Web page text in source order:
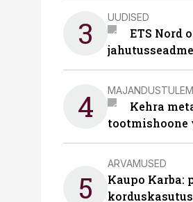
3 UUDISED
ETS Nord
4
Kehra
tootmishoone
5
ARVAMUSED
Kaupo Karba: